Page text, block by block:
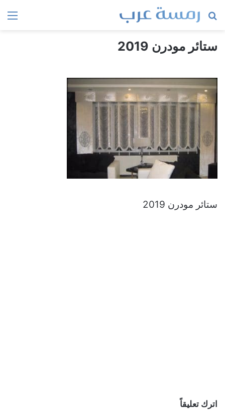
بحث
ستائر مودرن 2019
ستائر مودرن 2019
اترك تعليقاً